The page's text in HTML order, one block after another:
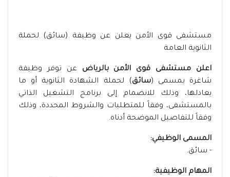
مستشفى قوى الأمن يعلن عن وظيفة (سائق) لحملة
الثانوية العامة
اعلن مستشفى قوى الأمن بالرياض عن توفر وظيفة
شاغرة بمسمى (سائق) لحملة الشهادة الثانوية أو ما
يعادلها، وذلك للانضمام إلى برنامج التشغيل الذاتي
بالمستشفى، وفقاً للمتطلبات والشروط المحددة، وذلك
وفقاً للتفاصيل الموضحة أدناه.
المسمى الوظيفي:
- سائق.
المهام الوظيفية: